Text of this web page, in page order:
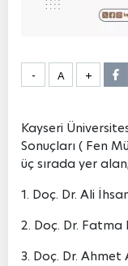
- A +
Kayseri
Sonuçları ( Fen
üç sırada yer alan;
1. Doç. Dr. Ali
2. Doç. Dr. Fatma
3. Doç. Dr. Ahmet